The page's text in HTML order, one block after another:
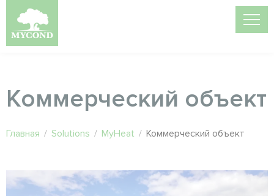
Коммерческий объект
Главная / Solutions / MyHeat / Коммерческий объект